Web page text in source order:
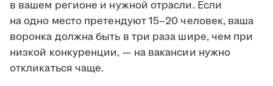
в вашем регионе и нужной отрасли. Если
на одно место претендуют 15–20 человек, ваша
воронка должна быть в три раза шире, чем при
низкой конкуренции, — на вакансии нужно
откликаться чаще.